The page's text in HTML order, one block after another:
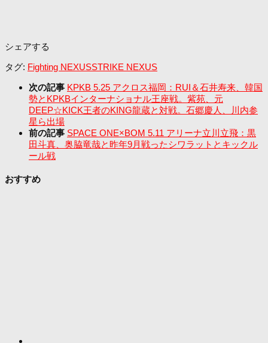
シェアする
タグ: Fighting NEXUSSTRIKE NEXUS
次の記事 KPKB 5.25 アクロス福岡：RUI＆石井寿来、韓国
勢とKPKBインターナショナル王座戦。紫苑、元
DEEP☆KICK王者のKING龍蔵と対戦。石郷慶人、川内参
星ら出場
前の記事 SPACE ONE×BOM 5.11 アリーナ立川立飛：黒
田斗真、奥脇竜哉と昨年9月戦ったシワラットとキックル
ール戦
おすすめ